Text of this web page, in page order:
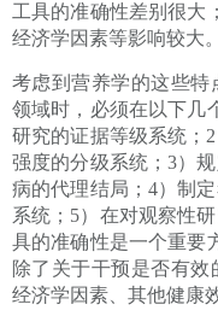
工具的准确性差别很大
经济学因素等影响较大。
考虑到营养学的这些
领域时，必须在以下几
研究的证据等级系统；
强度的分级系统；3）
病的代理结局；4）制
系统；5）在对观察性
具的准确性是一个重要
除了关于干预是否有效
经济学因素、其他健康